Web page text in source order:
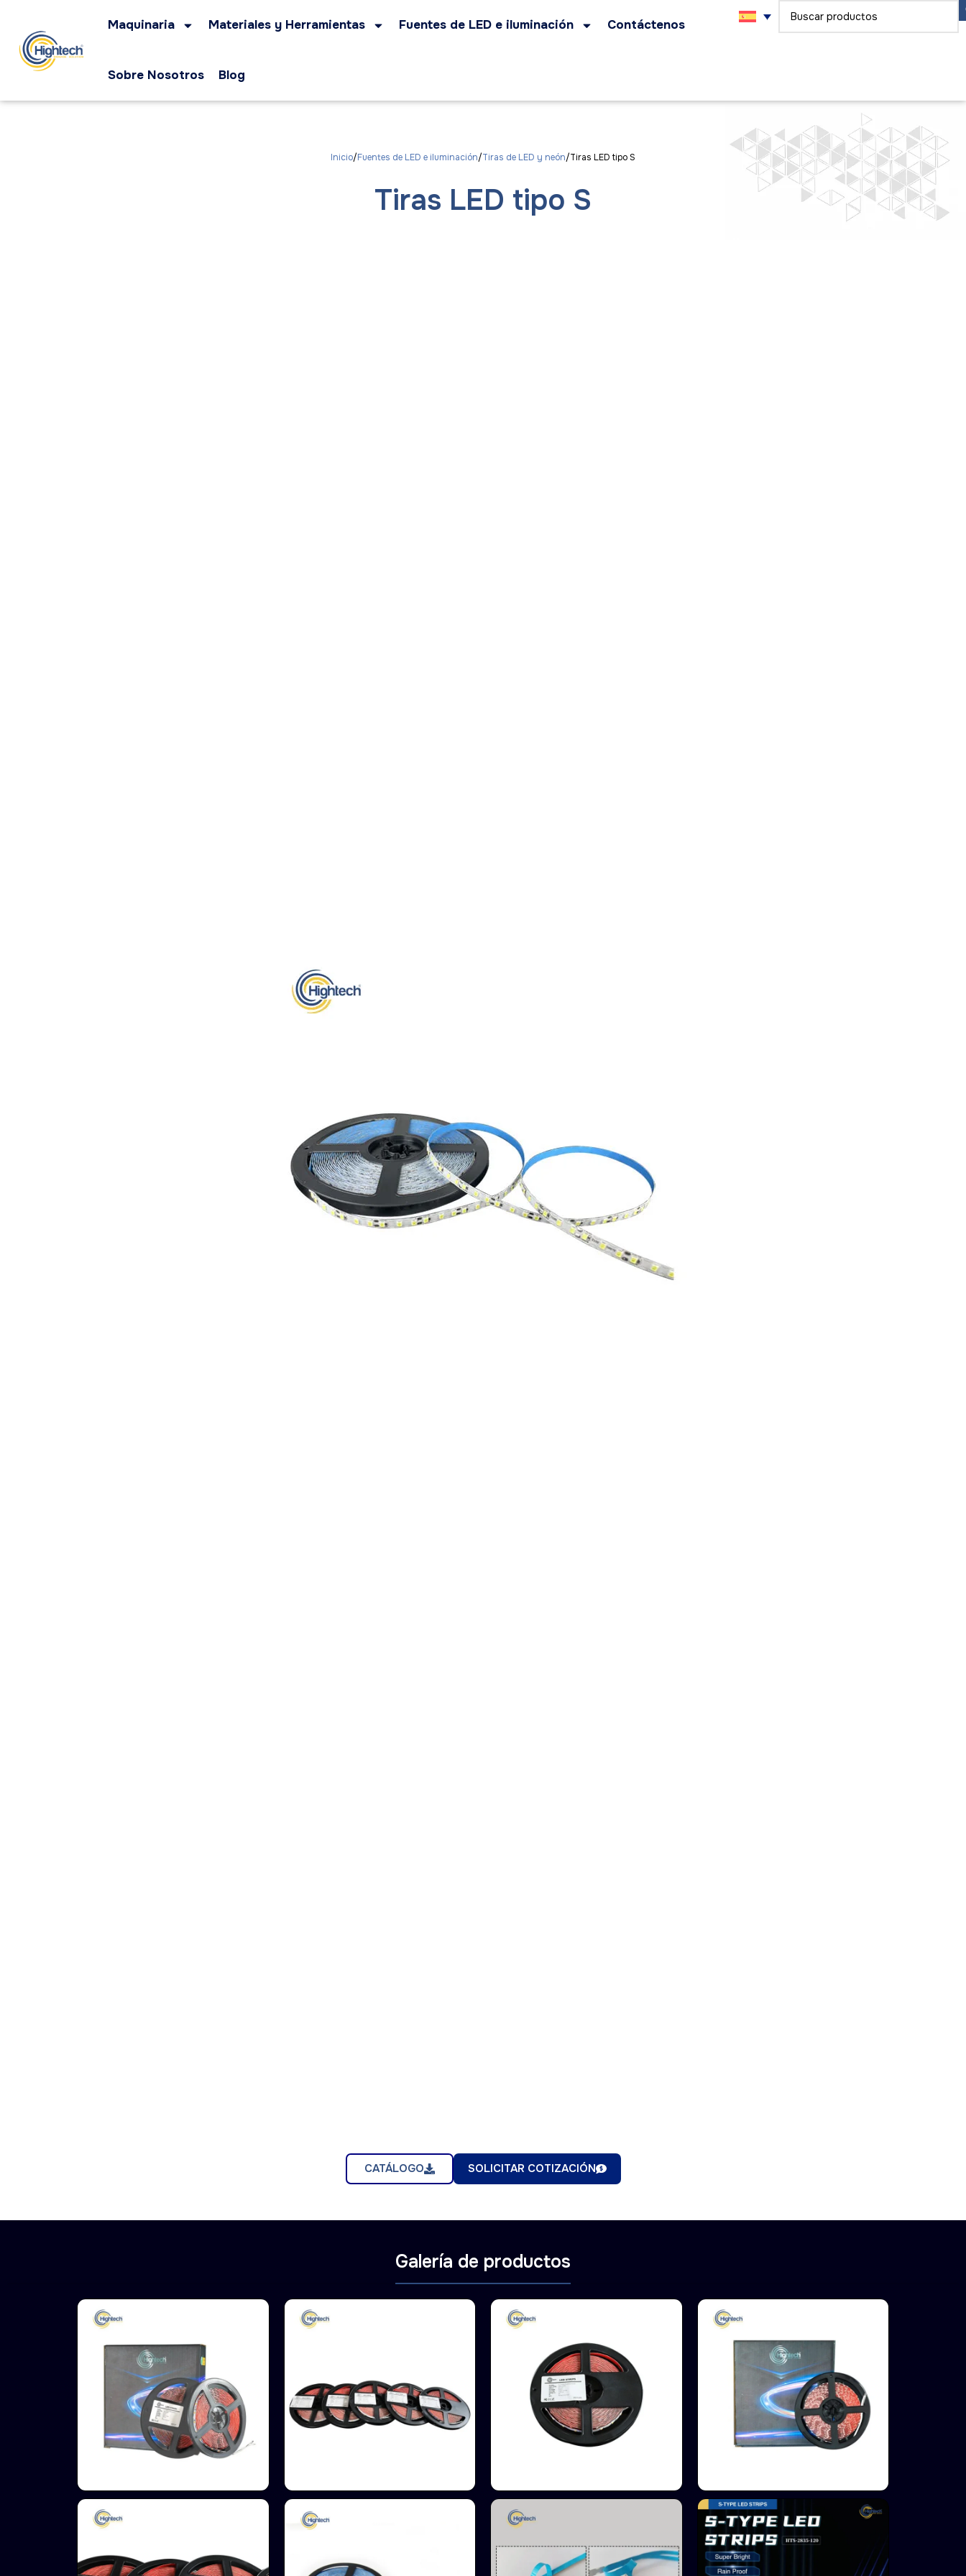
Maquinaria Materiales y Herramientas Fuentes de LED e iluminación Contáctenos
Sobre Nosotros Blog
Inicio Fuentes de LED e iluminación Tiras de LED y neón Tiras LED tipo S
Tiras LED tipo S
CATÁLOGO SOLICITAR COTIZACIÓN
Galería de productos